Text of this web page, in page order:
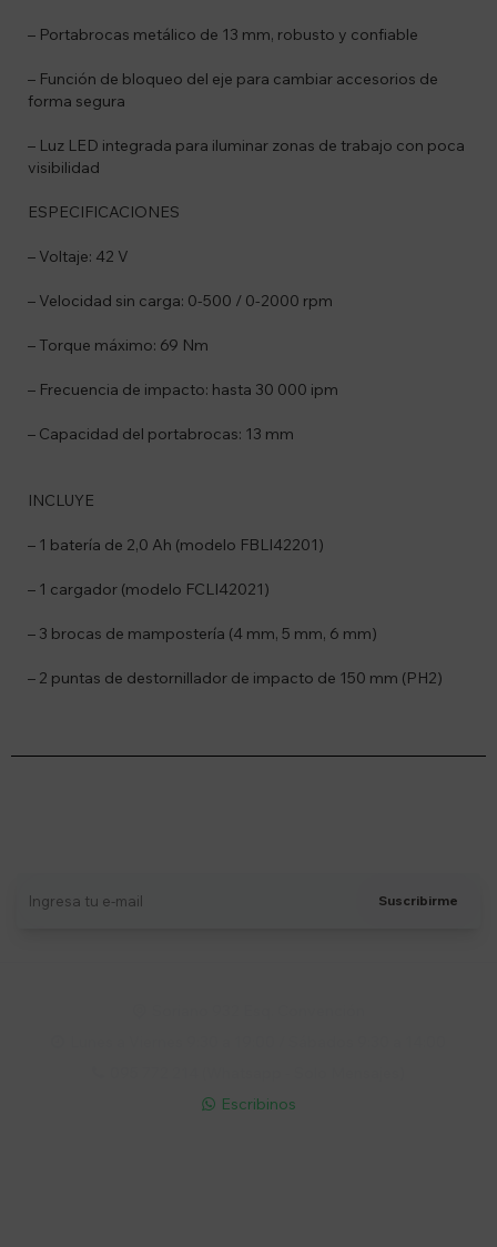
– Portabrocas metálico de 13 mm, robusto y confiable
– Función de bloqueo del eje para cambiar accesorios de
forma segura
– Luz LED integrada para iluminar zonas de trabajo con poca
visibilidad
ESPECIFICACIONES
– Voltaje: 42 V
– Velocidad sin carga: 0-500 / 0-2000 rpm
– Torque máximo: 69 Nm
– Frecuencia de impacto: hasta 30 000 ipm
– Capacidad del portabrocas: 13 mm
INCLUYE
– 1 batería de 2,0 Ah (modelo FBLI42201)
– 1 cargador (modelo FCLI42021)
– 3 brocas de mampostería (4 mm, 5 mm, 6 mm)
– 2 puntas de destornillador de impacto de 150 mm (PH2)
Suscribirme
 Escribinos